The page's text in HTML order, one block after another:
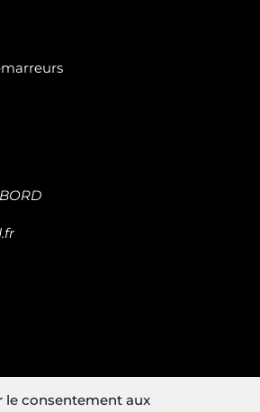
le consentement aux